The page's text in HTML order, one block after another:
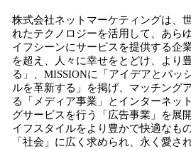
株式会社ネットマーケティングは、
れたテクノロジーを活用して、あら
イフシーンにサービスを提供する企
を超え、人々に幸せをとどけ、より
る」、MISSIONに「アイデアとパッ
ルを革新する」を掲げ、マッチング
る「メディア事業」とインターネッ
グサービスを行う「広告事業」を展
イフスタイルをより豊かで快適なも
「社会」に広く求められ、永く愛さ